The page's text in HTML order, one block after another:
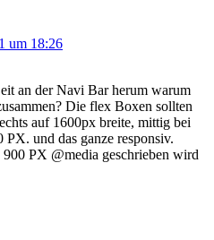
um 18:26
an der Navi Bar herum warum
Die flex Boxen sollten
auf 1600px breite, mittig bei
und das ganze responsiv.
PX @media geschrieben wird